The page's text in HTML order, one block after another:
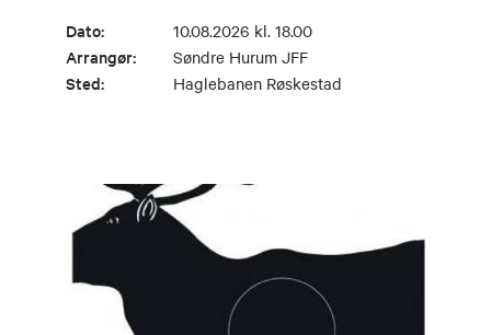
Dato: 10.08.2026 kl. 18.00
Arrangør: Søndre Hurum JFF
Sted: Haglebanen Røskestad